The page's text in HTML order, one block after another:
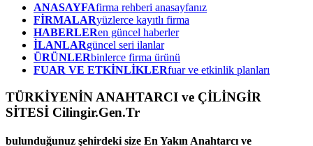
ANASAYFAfirma rehberi anasayfanız
FİRMALARyüzlerce kayıtlı firma
HABERLERen güncel haberler
İLANLARgüncel seri ilanlar
ÜRÜNLERbinlerce firma ürünü
FUAR VE ETKİNLİKLERfuar ve etkinlik planları
TÜRKİYENİN ANAHTARCI ve ÇİLİNGİR
SİTESİ Cilingir.Gen.Tr
bulunduğunuz şehirdeki size En Yakın Anahtarcı ve